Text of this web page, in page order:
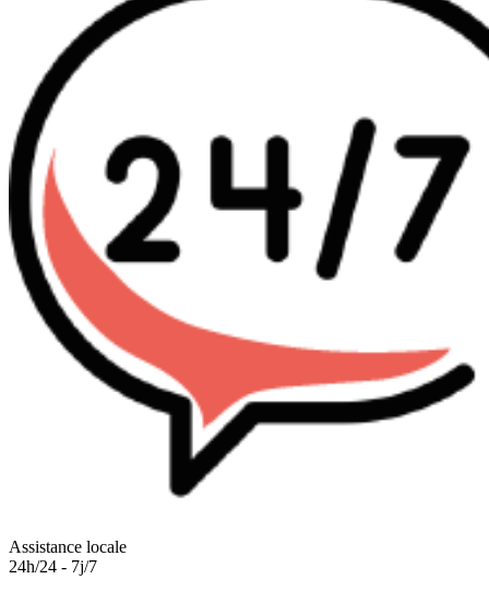
Assistance locale
24h/24 - 7j/7